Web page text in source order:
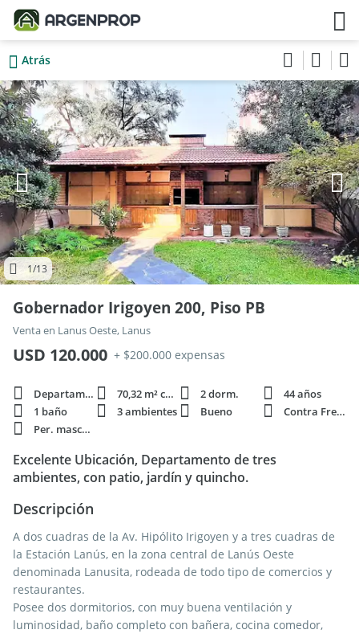
Atrás
1/13
Gobernador Irigoyen 200, Piso PB
Venta en Lanus Oeste, Lanus
USD 120.000 + $200.000 expensas
Departamento 70,32 m² cubie. 2 dorm.
44 años
1 baño
3 ambientes Bueno
Contra Frente
Per. mascota
Excelente Ubicación, Departamento de tres
ambientes, con patio, jardín y quincho.
Descripción
A dos cuadras de la Av. Hipólito Irigoyen y a tres cuadras de
la Estación Lanús, en la zona central de Lanús Oeste
denominada Lanusita, rodeada de todo tipo de comercios y
restaurantes.
Posee dos dormitorios, con muy buena ventilación y
luminosidad, baño completo con bañera, cocina comedor,